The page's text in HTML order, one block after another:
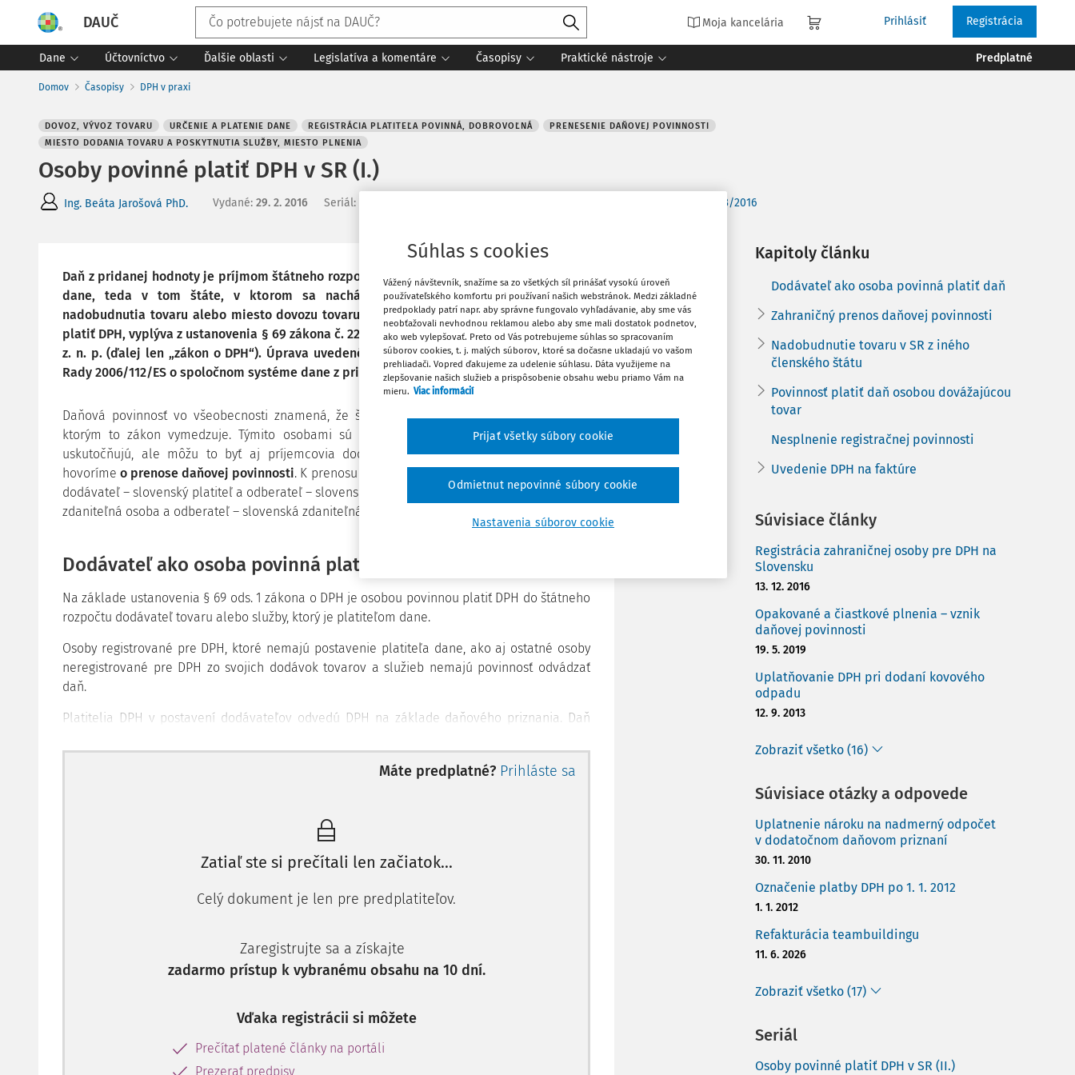
DAUČ Moja kancelária Prihlásiť Registrácia
Dane Účtovníctvo Ďalšie oblasti Legislatíva a komentáre Časopisy Praktické nástroje Predplatné
Domov Časopisy DPH v praxi
DOVOZ, VÝVOZ TOVARU URČENIE A PLATENIE DANE REGISTRÁCIA PLATITEĽA POVINNÁ, DOBROVOĽNÁ
PRENESENIE DAŇOVEJ POVINNOSTI
MIESTO DODANIA TOVARU A POSKYTNUTIA SLUŽBY, MIESTO PLNENIA
Osoby povinné platiť DPH v SR (I.)
Ing. Beáta Jarošová PhD. Vydané: 29. 2. 2016 Seriál: DPH v praxi 3/2016
Daň z pridanej hodnoty je príjmom štátneho rozpočtu toho štátu, v ktorom je predmetom
dane, teda v tom štáte, v ktorom sa nachádza miesto dodania tovaru, služby,
nadobudnutia tovaru alebo miesto dovozu tovaru. Určenie osoby, ktorá je v SR povinná
platiť DPH, vyplýva z ustanovenia § 69 zákona č. 222/2004 Z. z. o dani z pridanej hodnoty v
z. n. p. (ďalej len „zákon o DPH“). Úprava uvedeného ustanovenia vychádza zo smernice
Rady 2006/112/ES o spoločnom systéme dane z pridanej hodnoty (články 193 až 205).
Daňová povinnosť vo všeobecnosti znamená, že štátu vzniká právo žiadať daň od osôb,
ktorým to zákon vymedzuje. Týmito osobami sú štandardne dodávatelia, ktorí dodávku
uskutočňujú, ale môžu to byť aj príjemcovia dodávky – odberatelia. V takom prípade
hovorímeo prenose daňovej povinnosti. K prenosu daňovej povinnosti môže dôjsť vo vzťahu
dodávateľ – slovenský platiteľ a odberateľ – slovenský platiteľ, alebo dodávateľ – zahraničná
zdaniteľná osoba a odberateľ – slovenská zdaniteľná osoba.
Dodávateľ ako osoba povinná platiť daň
Na základe ustanovenia § 69 ods. 1 zákona o DPH je osobou povinnou platiť DPH do štátneho
rozpočtu dodávateľ tovaru alebo služby, ktorý je platiteľom dane.
Osoby registrované pre DPH, ktoré nemajú postavenie platiteľa dane, ako aj ostatné osoby
neregistrované pre DPH zo svojich dodávok tovarov a služieb nemajú povinnosť odvádzať
daň.
Platitelia DPH v postavení dodávateľov odvedú DPH na základe daňového priznania. Daň
priznania k DPH.
pri dodaní služieb a tovarov zahraničnou zdaniteľnou
osobou slovenskému odberateľovi , ktorým je zdaniteľná osoba a v niektorých prípadoch aj
Dôsledkom prenosu daňovej povinnosti na slovenského podnikateľa sa zahraničná
neho odvedie tuzemská osoba ako príjemca tovaru alebo služby.
K povinnosti preniesť daňovú povinnosť zo zahraničného dodá­vateľa neusadeného v SR na
zdaniteľnú osobu v SR, ide o služby uvedené v § 16 ods. 1 až 4, 10 a 11 zákona o DPH
(služby súvisiace s nehnuteľnosťou, krátkodobý nájom dopravných prostriedkov, vstupné
Máte predplatné? Prihláste sa
Zatiaľ ste si prečítali len začiatok...
Celý dokument je len pre predplatiteľov.
Zaregistrujte sa a získajte
zadarmo prístup k vybranému obsahu na 10 dní.
Vďaka registrácii si môžete
Prečítať platené články na portáli
Prezerať predpisy
Vytlačiť
Obľúbené
Zdieľať
Stiahnuť
Poznámka
Kapitoly článku
Dodávateľ ako osoba povinná platiť daň
Zahraničný prenos daňovej povinnosti
Nadobudnutie tovaru v SR z iného
členského štátu
Povinnosť platiť daň osobou dovážajúcou
tovar
Nesplnenie registračnej povinnosti
Uvedenie DPH na faktúre
Súvisiace články
Registrácia zahraničnej osoby pre DPH na
Slovensku
13. 12. 2016
Opakované a čiastkové plnenia – vznik
daňovej povinnosti
19. 5. 2019
Uplatňovanie DPH pri dodaní kovového
odpadu
12. 9. 2013
Zobraziť všetko (16)
Súvisiace otázky a odpovede
Uplatnenie nároku na nadmerný odpočet
v dodatočnom daňovom priznaní
30. 11. 2010
Označenie platby DPH po 1. 1. 2012
1. 1. 2012
Refakturácia teambuildingu
11. 6. 2026
Zobraziť všetko (17)
Seriál
Osoby povinné platiť DPH v SR (II.)
Súhlas s cookies
Vážený návštevník, snažíme sa zo všetkých síl prinášať vysokú úroveň
používateľského komfortu pri používaní našich webstránok. Medzi základné
predpoklady patrí napr. aby správne fungovalo vyhľadávanie, aby sme vás
neobťažovali nevhodnou reklamou alebo aby sme mali dostatok podnetov,
ako web vylepšovať. Preto od Vás potrebujeme súhlas so spracovaním
súborov cookies, t. j. malých súborov, ktoré sa dočasne ukladajú vo vašom
prehliadači. Vopred ďakujeme za udelenie súhlasu. Dáta využijeme na
zlepšovanie našich služieb a prispôsobenie obsahu webu priamo Vám na
mieru. Viac informácií
Nastavenia súborov cookie
Odmietnut nepovinné súbory cookie
Prijať všetky súbory cookie